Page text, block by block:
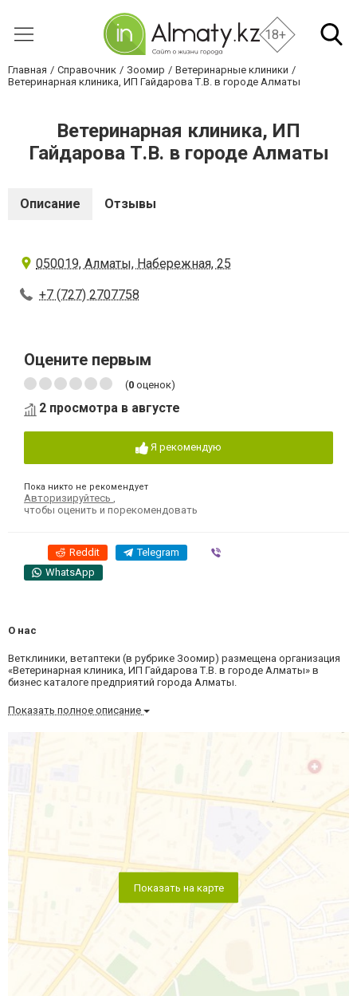
18+
Главная Справочник Зоомир
Ветеринарные клиники
Ветеринарная клиника, ИП Гайдарова Т.В. в городе Алматы
Ветеринарная клиника, ИП
Гайдарова Т.В. в городе Алматы
Описание Отзывы
050019, Алматы, Набережная, 25
+7 (727) 2707758
Оцените первым
(0 оценок)
2 просмотра в августе
Я рекомендую
Пока никто не рекомендует
Авторизируйтесь
чтобы оценить и порекомендовать
Reddit Telegram
WhatsApp
О нас
Ветклиники, ветаптеки (в рубрике Зоомир) размещена организация
«Ветеринарная клиника, ИП Гайдарова Т.В. в городе Алматы» в
бизнес каталоге предприятий города Алматы.
Показать полное описание
Показать на карте